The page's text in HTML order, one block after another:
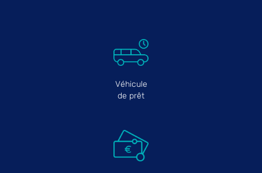
Véhicule
de prêt